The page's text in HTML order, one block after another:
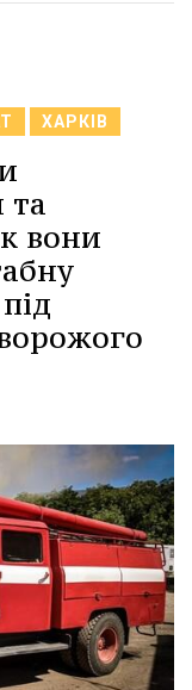
ХАРКІВ
та
вони